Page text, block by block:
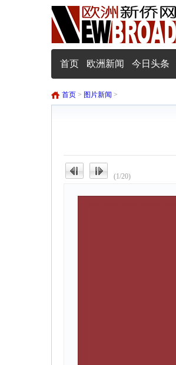
首页 欧洲新闻 今日头条
首页 > 图片新闻 >
(1/20)